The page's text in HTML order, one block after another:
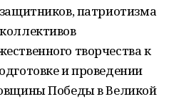
патриотизма
творчества к
и проведении
Победы в Великой